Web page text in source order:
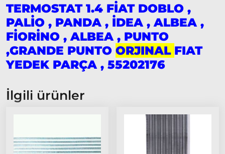
Uno
Tipo
Uno
Fiorino
Tempra
Fullback
1997-
2002
TERMOSTAT 1.4 FİAT DOBLO ,
PALİO , PANDA , İDEA , ALBEA ,
FİORİNO , ALBEA , PUNTO
,GRANDE PUNTO ORJINAL FIAT
YEDEK PARÇA , 55202176
İlgili ürünler